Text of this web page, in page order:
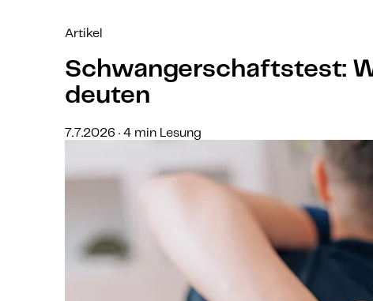
Artikel
Schwangerschaftstest:
deuten
7.7.2026 · 4 min Lesung